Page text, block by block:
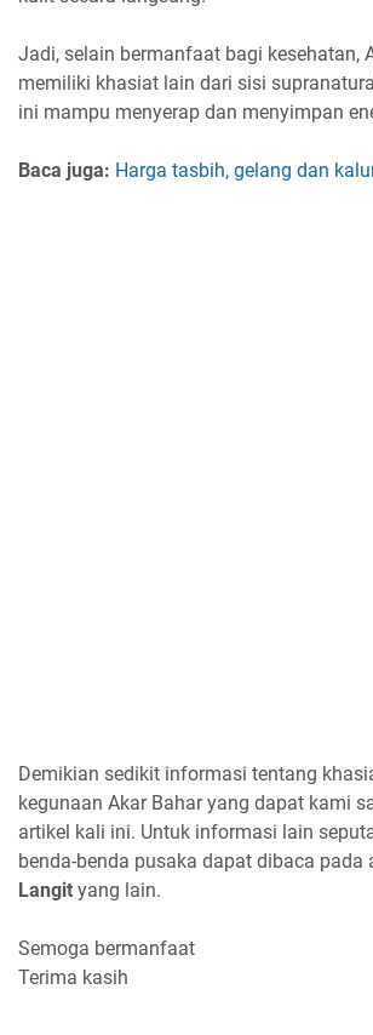
Jadi, selain bermanfaat bagi kesehatan,
memiliki khasiat lain dari sisi
ini mampu menyerap dan menyimpan
Baca juga: Harga tasbih, gelang dan
Demikian sedikit informasi tentang
kegunaan Akar Bahar yang dapat kami
artikel kali ini. Untuk informasi lain
benda-benda pusaka dapat dibaca pada
Langit yang lain.
Semoga bermanfaat
Terima kasih